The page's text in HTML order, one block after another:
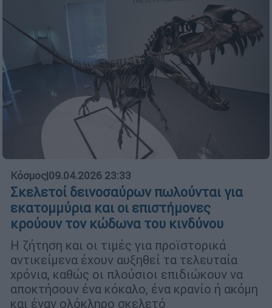
Κόσμος|09.04.2026 23:33
Σκελετοί δεινοσαύρων πωλούνται για
εκατομμύρια και οι επιστήμονες
κρούουν τον κώδωνα του κινδύνου
Η ζήτηση και οι τιμές για προϊστορικά
αντικείμενα έχουν αυξηθεί τα τελευταία
χρόνια, καθώς οι πλούσιοι επιδιώκουν να
αποκτήσουν ένα κόκαλο, ένα κρανίο ή ακόμη
και έναν ολόκληρο σκελετό